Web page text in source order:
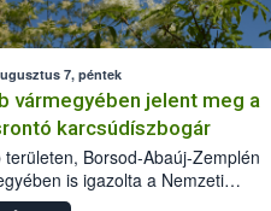
7, péntek
vármegyében jelent meg a
karcsúdíszbogár
területen, Borsod-Abaúj-Zemplén
is igazolta a Nemzeti
biztonsági Hivatal (Nébih) a